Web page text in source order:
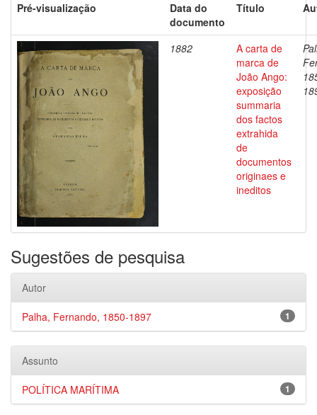
Pré-visualização
Data do
documento
Título
1882
A carta de
marca de
João Ango:
exposição
summaria
dos factos
extrahida
de
documentos
originaes e
ineditos
Sugestões de pesquisa
Autor
1
Palha, Fernando, 1850-1897
Assunto
1
POLÍTICA MARÍTIMA